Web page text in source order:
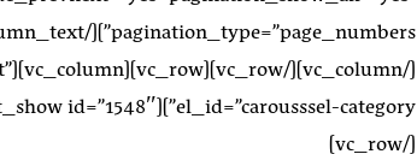
[/vc_row]